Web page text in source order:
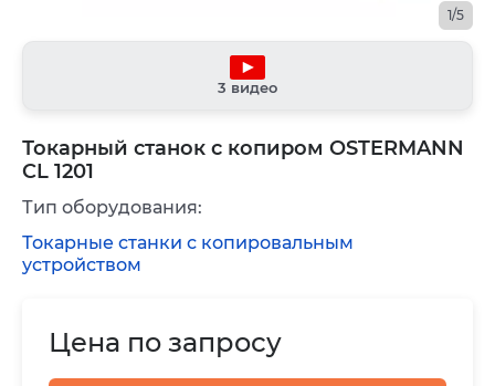
Токарный станок с копиром OSTERMANN
CL 1201
1/5
3 видео
Цена по запросу
Тип оборудования:
Токарные станки с копировальным
устройством